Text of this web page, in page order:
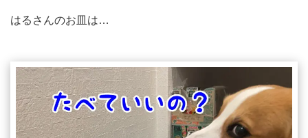
はるさんのお皿は…